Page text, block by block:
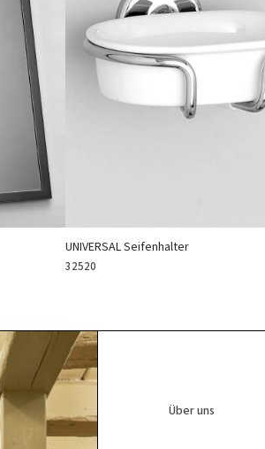
UNIVERSAL Seifenhalter
32520
Über uns